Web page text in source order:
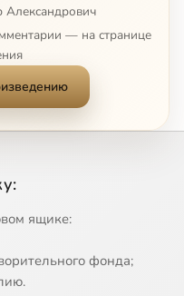
России
Шедевры Эрмитажа. Английское искусство (2008) Сейчас
Музей Санта-Крус. Эль Греко (Япония 2007, ТК Культура 2009)
Александрович
— на странице
ящике:
фонда;